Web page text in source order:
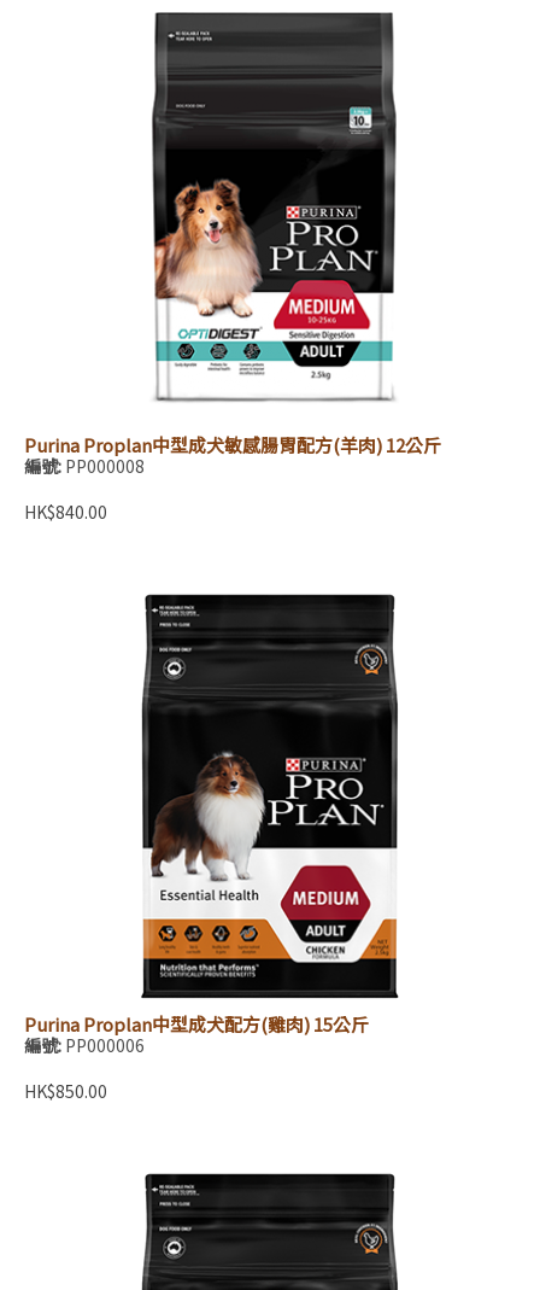
Purina Proplan中型成犬敏感腸胃配方(羊肉) 12公斤
編號: PP000008
HK$840.00
Purina Proplan中型成犬配方(雞肉) 15公斤
編號: PP000006
HK$850.00